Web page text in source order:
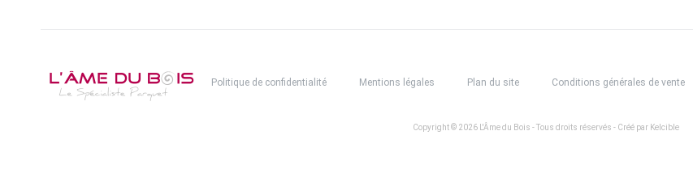
Politique de confidentialité Mentions légales Plan du site Conditions générales de vente
Copyright © 2026 L'Âme du Bois - Tous droits réservés - Créé par Kelcible